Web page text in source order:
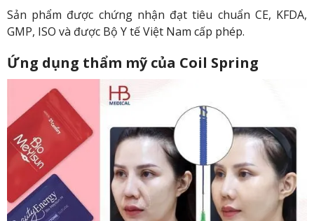
Sản phẩm được chứng nhận đạt tiêu chuẩn CE, KFDA,
GMP, ISO và được Bộ Y tế Việt Nam cấp phép.
Ứng dụng thẩm mỹ của Coil Spring